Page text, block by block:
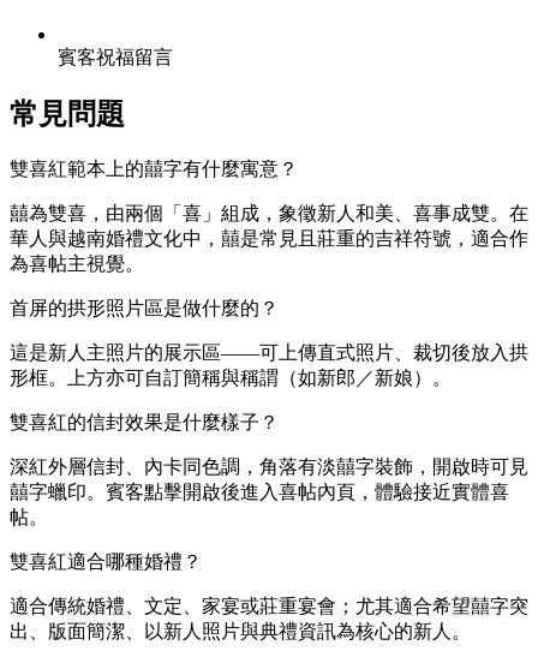
賓客祝福留言
常見問題
雙喜紅範本上的囍字有什麼寓意？
囍為雙喜，由兩個「喜」組成，象徵新人和美、喜事成雙。在
華人與越南婚禮文化中，囍是常見且莊重的吉祥符號，適合作
為喜帖主視覺。
首屏的拱形照片區是做什麼的？
這是新人主照片的展示區——可上傳直式照片、裁切後放入拱
形框。上方亦可自訂簡稱與稱謂（如新郎／新娘）。
雙喜紅的信封效果是什麼樣子？
深紅外層信封、內卡同色調，角落有淡囍字裝飾，開啟時可見
囍字蠟印。賓客點擊開啟後進入喜帖內頁，體驗接近實體喜
帖。
雙喜紅適合哪種婚禮？
適合傳統婚禮、文定、家宴或莊重宴會；尤其適合希望囍字突
出、版面簡潔、以新人照片與典禮資訊為核心的新人。